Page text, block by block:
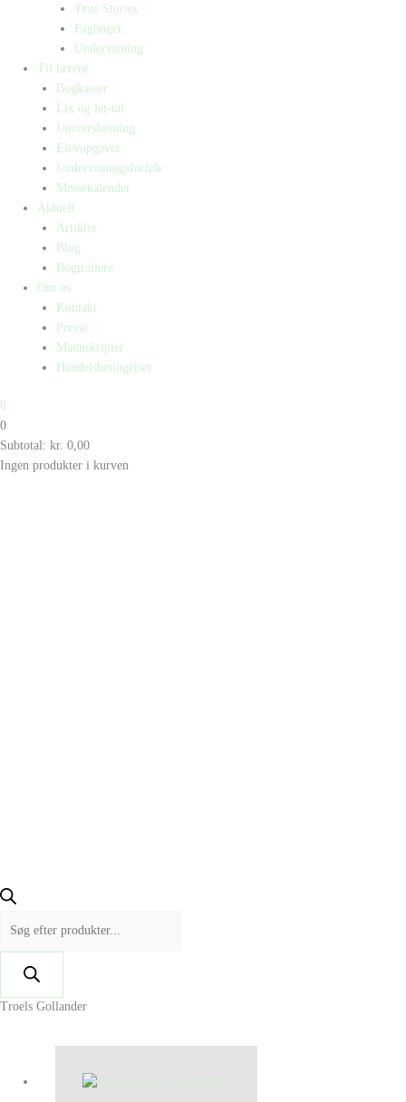
True Stories
Fagbøger
Undervisning
Til lærere
Bogkasser
Lix og let-tal
Universlæsning
Elevopgaver
Undervisningsforløb
Messekalender
Aktuelt
Artikler
Blog
Bogtrailere
Om os
Kontakt
Presse
Manuskripter
Handelsbetingelser
0
0
Subtotal: kr. 0,00
Ingen produkter i kurven
Troels Gollander